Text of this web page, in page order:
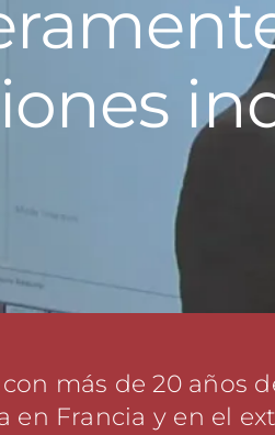
más de 20 años
en Francia y en el